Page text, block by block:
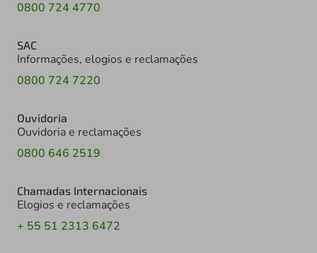
0800 724 4770
SAC
Informações, elogios e reclamações
0800 724 7220
Ouvidoria
Ouvidoria e reclamações
0800 646 2519
Chamadas Internacionais
Elogios e reclamações
+ 55 51 2313 6472